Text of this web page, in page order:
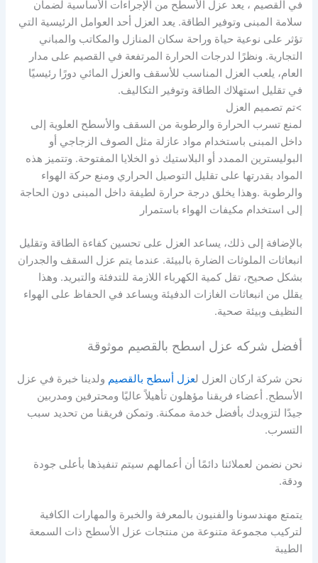
في القصيم ، يعد عزل الأسطح من الإجراءات الأساسية لضمان
سلامة المبنى وتوفير الطاقة. يعد العزل أحد العوامل الرئيسية التي
تؤثر على نوعية حياة وراحة سكان المنازل والمكاتب والمباني
التجارية. ونظرًا لدرجات الحرارة المرتفعة في القصيم على مدار
العام، يلعب العزل المناسب للأسقف والعزل المائي دورًا رئيسيًا
في تقليل استهلاك الطاقة وتوفير التكاليف.
>تم تصميم العزل
لمنع تسرب الحرارة والرطوبة من السقف والأسطح العلوية إلى
داخل المبنى باستخدام مواد عازلة مثل الصوف الزجاجي أو
البوليسترين الممدد أو البلاستيك ذو الخلايا المفتوحة. وتتميز هذه
المواد بقدرتها على تقليل التوصيل الحراري ومنع حركة الهواء
والرطوبة .وهذا يخلق درجة حرارة لطيفة داخل المبنى دون الحاجة
إلى استخدام مكيفات الهواء باستمرار
بالإضافة إلى ذلك، يساعد العزل على تحسين كفاءة الطاقة وتقليل
انبعاثات الملوثات الضارة بالبيئة. عندما يتم عزل السقف والجدران
بشكل صحيح، تقل كمية الكهرباء اللازمة للتدفئة والتبريد. وهذا
يقلل من انبعاثات الغازات الدفيئة ويساعد في الحفاظ على الهواء
النظيف وبيئة صحية.
أفضل شركه عزل اسطح بالقصيم موثوقة
نحن شركة اركان العزل لعزل أسطح بالقصيم ولدينا خبرة في عزل
الأسطح. أعضاء فريقنا مؤهلون تأهيلاً عاليًا ومحترفين ومدربين
جيدًا لتزويدك بأفضل خدمة ممكنة. وتمكن فريقنا من تحديد سبب
التسرب.
نحن نضمن لعملائنا دائمًا أن أعمالهم سيتم تنفيذها بأعلى جودة
ودقة.
يتمتع مهندسونا والفنيون بالمعرفة والخبرة والمهارات الكافية
لتركيب مجموعة متنوعة من منتجات عزل الأسطح ذات السمعة
الطيبة